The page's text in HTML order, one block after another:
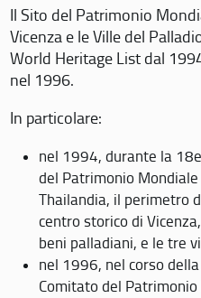
Il Sito del Patrimonio
Vicenza e le Ville del
World Heritage List dal
nel 1996.
In particolare:
nel 1994, durante la
del Patrimonio Mondiale
Thailandia, il perimetro
centro storico di
beni palladiani, e le tre
nel 1996, nel corso
Comitato del Patrimonio